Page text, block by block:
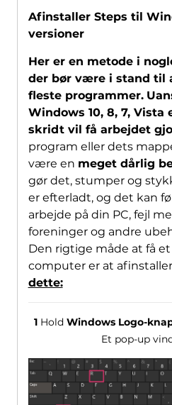
Afinstaller Steps til
versioner
Her er en metode i
der bør være i stand til
fleste programmer.
Windows 10, 8, 7, Vista
skridt vil få arbejdet
program eller dets
være en meget dårlig
gør det, stumper og
er efterladt, og det kan
arbejde på din PC, fejl
foreninger og andre
Den rigtige måde at få
computer er at
dette:
1Hold Windows Logo-
Et pop-up